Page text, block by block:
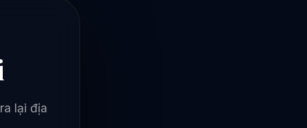
lại địa